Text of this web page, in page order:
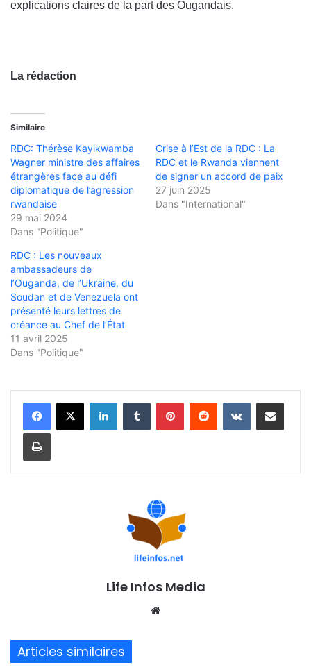
explications claires de la part des Ougandais.
La rédaction
Similaire
RDC: Thérèse Kayikwamba
Wagner ministre des affaires
étrangères face au défi
diplomatique de l’agression
rwandaise
29 mai 2024
Dans "Politique"
Crise à l’Est de la RDC : La
RDC et le Rwanda viennent
de signer un accord de paix
27 juin 2025
Dans "International"
RDC : Les nouveaux
ambassadeurs de
l’Ouganda, de l’Ukraine, du
Soudan et de Venezuela ont
présenté leurs lettres de
créance au Chef de l’État
11 avril 2025
Dans "Politique"
Life Infos Media
Articles similaires